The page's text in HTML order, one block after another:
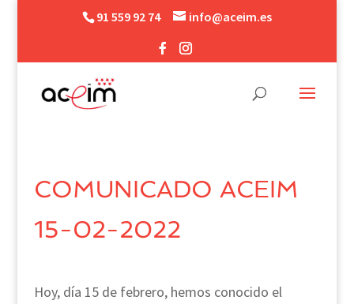
91 559 92 74 info@aceim.es
COMUNICADO ACEIM
15-02-2022
Hoy, día 15 de febrero, hemos conocido el